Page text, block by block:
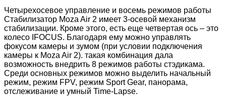
Четырехосевое управление и восемь режимов работы
Стабилизатор Moza Air 2 имеет 3-осевой механизм
стабилизации. Кроме этого, есть еще четвертая ось – это
колесо IFOCUS. Благодаря ему можно управлять
фокусом камеры и зумом (при условии подключения
камеры к Moza Air 2). такая комбинация дала
возможность внедрить 8 режимов работы стэдикама.
Среди основных режимов можно выделить начальный
режим, режим FPV, режим Sport Gear, панорама,
отслеживание и умный Time-Lapse.